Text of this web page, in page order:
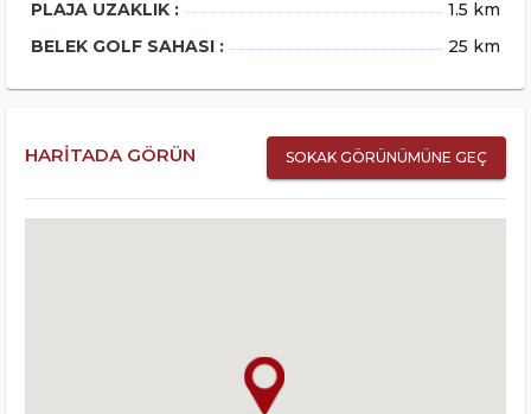
PLAJA UZAKLIK :
1.5 km
BELEK GOLF SAHASI :
25 km
HARITADA GÖRÜN SOKAK GÖRÜNÜMÜNE GEÇ